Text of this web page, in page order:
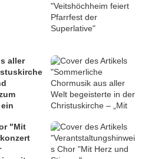
aller
"Mit